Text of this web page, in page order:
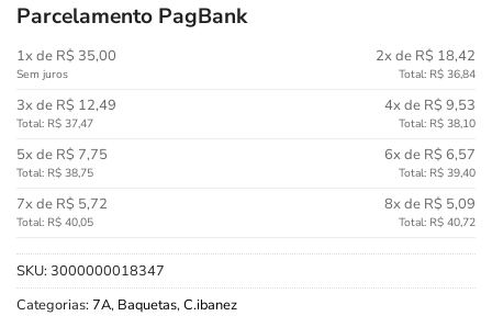
Parcelamento PagBank
1x de R$ 35,00
Sem juros
2x de R$ 18,42
Total: R$ 36,84
3x de R$ 12,49
Total: R$ 37,47
4x de R$ 9,53
Total: R$ 38,10
5x de R$ 7,75
Total: R$ 38,75
6x de R$ 6,57
Total: R$ 39,40
7x de R$ 5,72
Total: R$ 40,05
8x de R$ 5,09
Total: R$ 40,72
SKU: 3000000018347
Categorias:7A, Baquetas, C.ibanez